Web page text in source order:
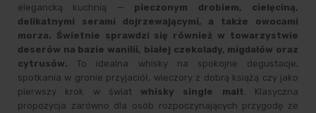
elegancką kuchnią — pieczonym drobiem, cielęciną,
delikatnymi serami dojrzewającymi, a także owocami
morza. Świetnie sprawdzi się również w towarzystwie
deserów na bazie wanilii, białej czekolady, migdałów oraz
cytrusów. To idealna whisky na spokojne degustacje,
spotkania w gronie przyjaciół, wieczory z dobrą książą czy jako
pierwszy krok w świat whisky single malt . Klasyczna
propozycja zarówno dla osób rozpoczynających przygodę ze